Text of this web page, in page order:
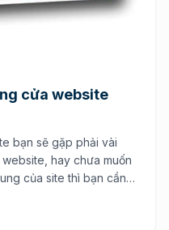
cửa website
bạn sẽ gặp phải vài
hay chưa muốn
của site thì bạn cần
có tính năng […]